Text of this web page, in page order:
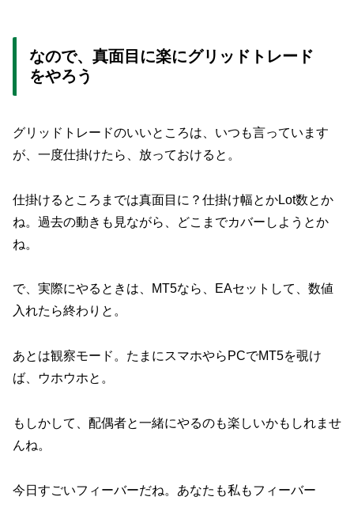
なので、真面目に楽にグリッドトレード
をやろう
グリッドトレードのいいところは、いつも言っています
が、一度仕掛けたら、放っておけると。
仕掛けるところまでは真面目に？仕掛け幅とかLot数とか
ね。過去の動きも見ながら、どこまでカバーしようとか
ね。
で、実際にやるときは、MT5なら、EAセットして、数値
入れたら終わりと。
あとは観察モード。たまにスマホやらPCでMT5を覗け
ば、ウホウホと。
もしかして、配偶者と一緒にやるのも楽しいかもしれませ
んね。
今日すごいフィーバーだね。あなたも私もフィーバー